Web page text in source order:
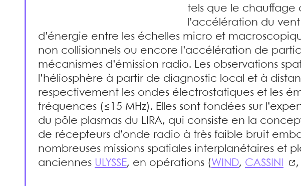
tels que le chauffage
l’accélération du
d’énergie entre les échelles micro et
non collisionnels ou encore l’accélération de
mécanismes d’émission radio. Les observations
l’héliosphère à partir de diagnostic local et à
respectivement les ondes électrostatiques et les
fréquences (≤15 MHz). Elles sont fondées sur
du pôle plasmas du LIRA, qui consiste en la
de récepteurs d’onde radio à très faible bruit
nombreuses missions spatiales interplanétaires et
anciennes ULYSSE, en opérations (WIND, CASSINI ,